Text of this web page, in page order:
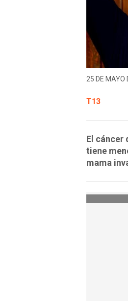
25 DE MAYO
T13
El cáncer
tiene
mama